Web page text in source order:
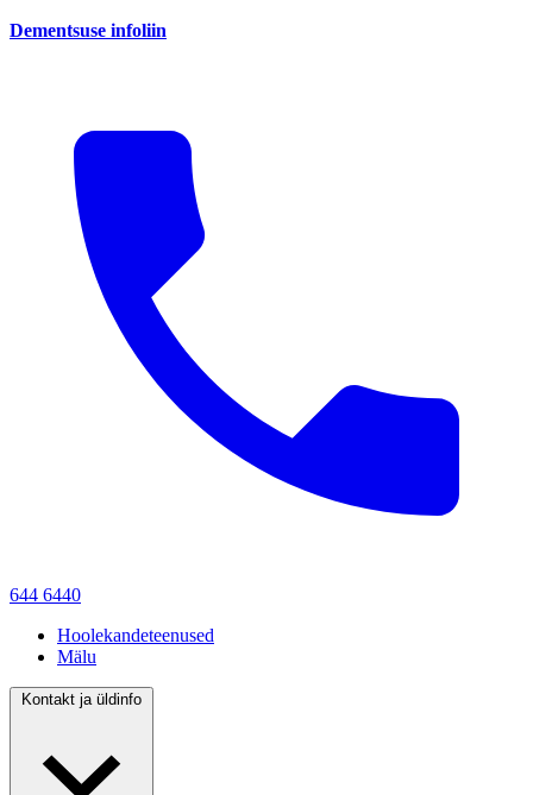
Dementsuse infoliin
644 6440
Hoolekandeteenused
Mälu
Kontakt ja üldinfo